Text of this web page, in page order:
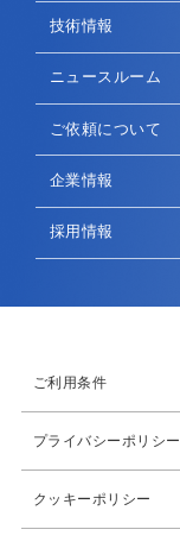
技術情報
ニュースルーム
ご依頼について
企業情報
採用情報
ご利用条件
プライバシーポリシー
クッキーポリシー